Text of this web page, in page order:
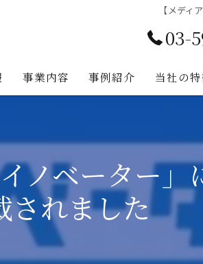
【メディ
03-
事業内容
不動産コンサルティング事業
不動産事業
不動産投資助言業務
建築事業
事例紹介 当社の
企画
プロジェ
建築
ノベーター」
されました